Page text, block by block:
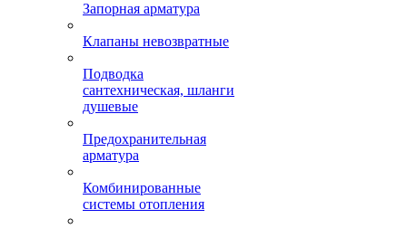
Запорная арматура
Клапаны невозвратные
Подводка
сантехническая, шланги
душевые
Предохранительная
арматура
Комбинированные
системы отопления